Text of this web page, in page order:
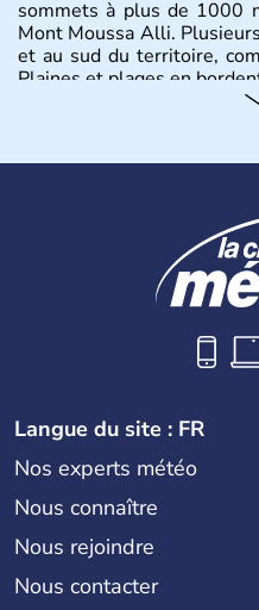
sommets à plus de 1000
Mont Moussa Alli.
et au sud du territoire,
Plaines et plages en
Langue du site : FR
Nos experts météo
Nous connaître
Nous rejoindre
Nous contacter